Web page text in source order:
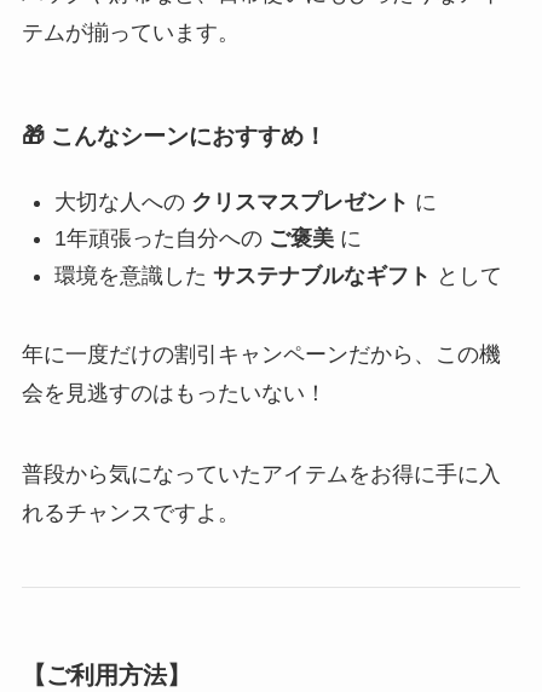
テムが揃っています。
🎁 こんなシーンにおすすめ！
大切な人への クリスマスプレゼント に
1年頑張った自分への ご褒美に
環境を意識した サステナブルなギフト として
年に一度だけの割引キャンペーンだから、この機
会を見逃すのはもったいない！
普段から気になっていたアイテムをお得に手に入
れるチャンスですよ。
【ご利用方法】